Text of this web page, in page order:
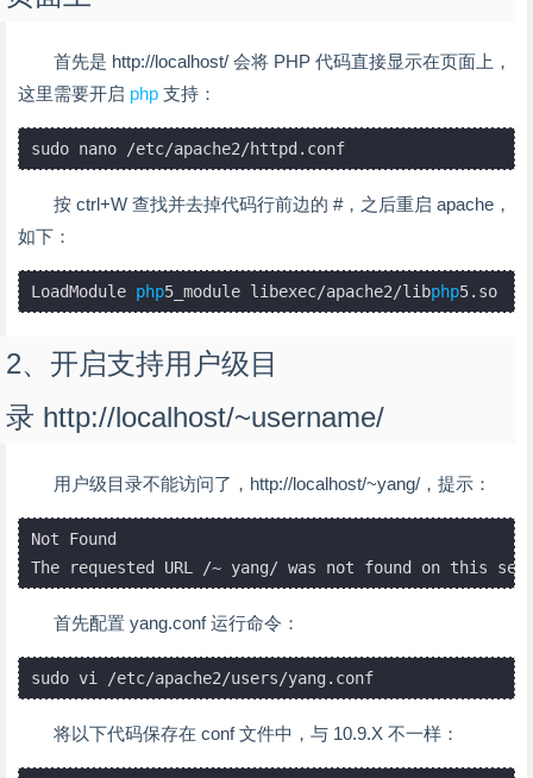
首先是 http://localhost/ 会将 PHP 代码直接显示在页面上，
这里需要开启 php 支持：
sudo nano /etc/apache2/httpd.conf
按 ctrl+W 查找并去掉代码行前边的 #，之后重启 apache，
如下：
LoadModule php5_module libexec/apache2/libphp5.so
2、开启支持用户级目
录 http://localhost/~username/
用户级目录不能访问了，http://localhost/~yang/，提示：
Not Found
首先配置 yang.conf 运行命令：
将以下代码保存在 conf 文件中，与 10.9.X 不一样：